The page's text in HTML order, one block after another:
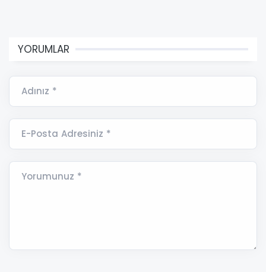
YORUMLAR
Adınız *
E-Posta Adresiniz *
Yorumunuz *